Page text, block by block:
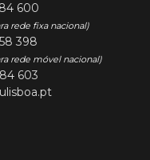
600
rede fixa nacional)
398
rede móvel nacional)
603